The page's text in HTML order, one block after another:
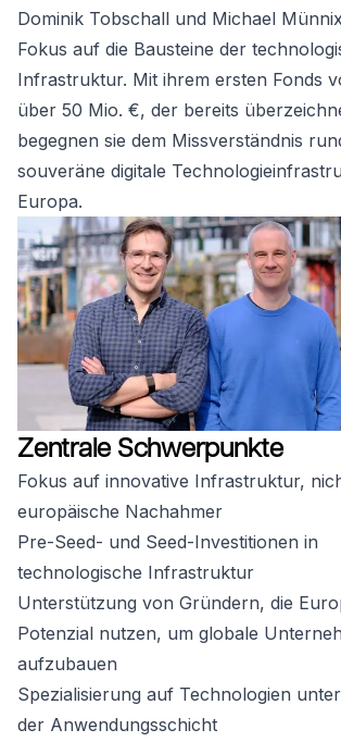
Dominik Tobschall und Michael
Fokus auf die Bausteine der
Infrastruktur. Mit ihrem ersten Fonds
über 50 Mio. €, der bereits
begegnen sie dem Missverständnis
souveräne digitale
Europa.
Zentrale Schwerpunkte
Fokus auf innovative Infrastruktur,
europäische Nachahmer
Pre-Seed- und Seed-Investitionen in
technologische Infrastruktur
Unterstützung von Gründern, die
Potenzial nutzen, um globale
aufzubauen
Spezialisierung auf Technologien
der Anwendungsschicht